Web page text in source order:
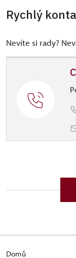
Rychlý
Nevíte si rady?
Domů